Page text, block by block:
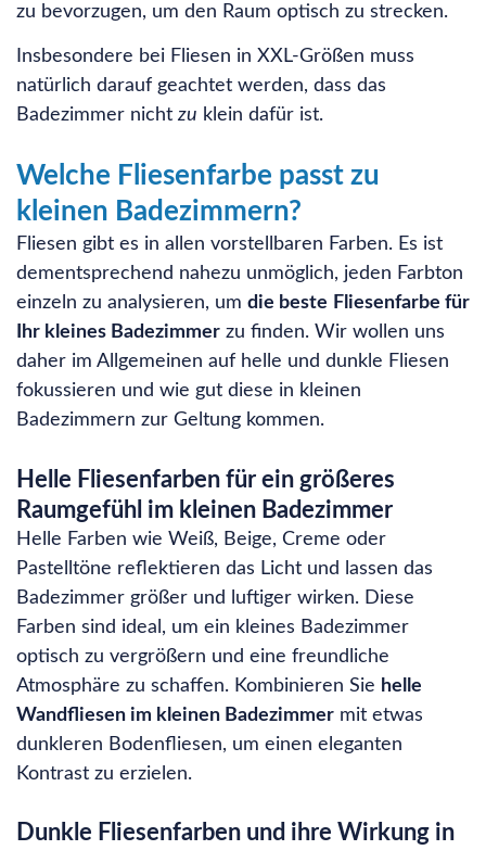
zu bevorzugen, um den Raum optisch zu strecken.
Insbesondere bei Fliesen in XXL-Größen muss
natürlich darauf geachtet werden, dass das
Badezimmer nicht zu klein dafür ist.
Welche Fliesenfarbe passt zu
kleinen Badezimmern?
Fliesen gibt es in allen vorstellbaren Farben. Es ist
dementsprechend nahezu unmöglich, jeden Farbton
einzeln zu analysieren, um die beste Fliesenfarbe für
Ihr kleines Badezimmer zu finden. Wir wollen uns
daher im Allgemeinen auf helle und dunkle Fliesen
fokussieren und wie gut diese in kleinen
Badezimmern zur Geltung kommen.
Helle Fliesenfarben für ein größeres
Raumgefühl im kleinen Badezimmer
Helle Farben wie Weiß, Beige, Creme oder
Pastelltöne reflektieren das Licht und lassen das
Badezimmer größer und luftiger wirken. Diese
Farben sind ideal, um ein kleines Badezimmer
optisch zu vergrößern und eine freundliche
Atmosphäre zu schaffen. Kombinieren Sie helle
Wandfliesen im kleinen Badezimmer mit etwas
dunkleren Bodenfliesen, um einen eleganten
Kontrast zu erzielen.
Dunkle Fliesenfarben und ihre Wirkung in